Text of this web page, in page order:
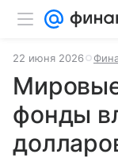
22 июня 2026
фонды